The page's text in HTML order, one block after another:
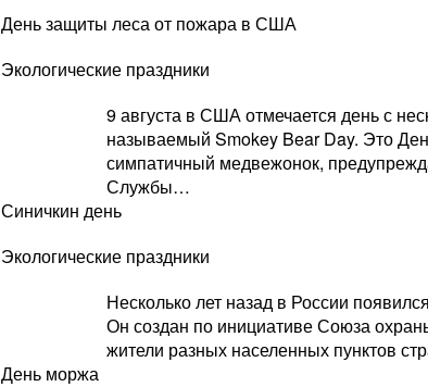
День защиты леса от пожара в США
Экологические праздники
9 августа в США отмечается день с
называемый Smokey Bear Day. Это
симпатичный медвежонок,
Службы…
Синичкин день
Экологические праздники
Несколько лет назад в России
Он создан по инициативе Союза
жители разных населенных пунктов
День моржа